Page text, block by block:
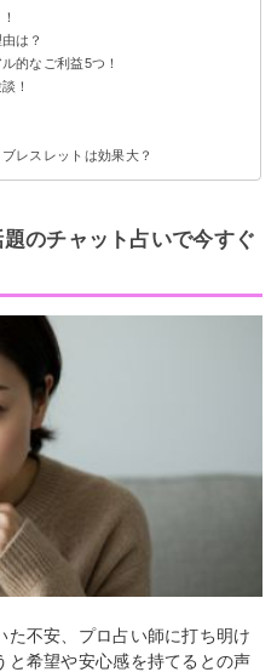
は？
われている
がある
的なご利益5つ！
！
ち着いた
った
レスレットは効果大？
のチャット占いで今すぐ
不安、プロ占い師に打ち明け
と希望や安心感を持てるとの声